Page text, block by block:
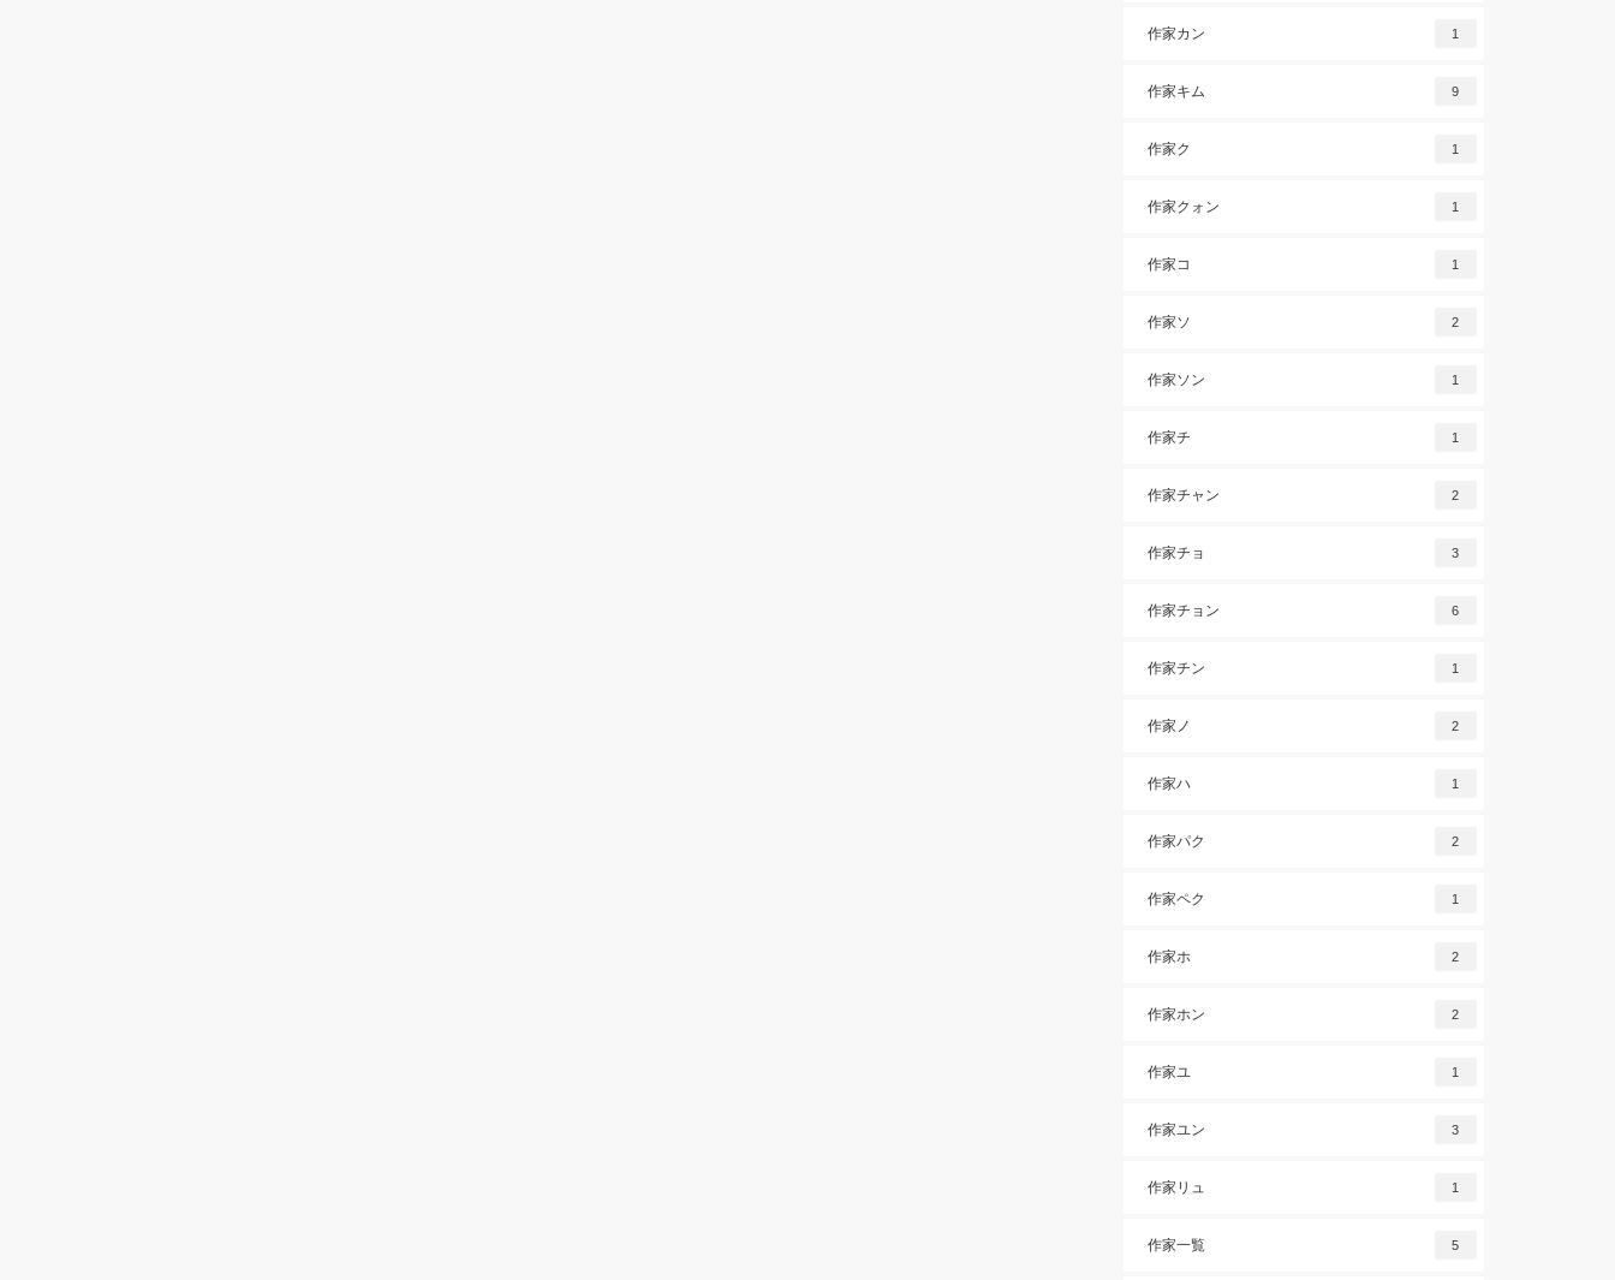
作家カン 1
作家キム 9
作家ク 1
作家クォン 1
作家コ 1
作家ソ 2
作家ソン 1
作家チ 1
作家チャン 2
作家チョ 3
作家チョン 6
作家チン 1
作家ノ 2
作家ハ 1
作家パク 2
作家ペク 1
作家ホ 2
作家ホン 2
作家ユ 1
作家ユン 3
作家リュ 1
作家一覧 5